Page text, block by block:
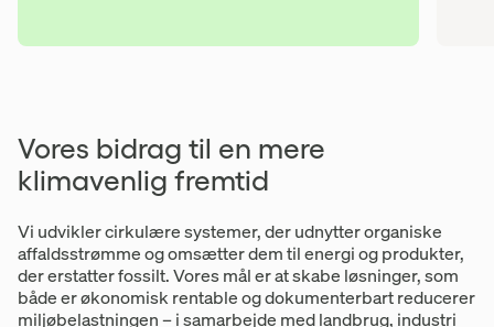
Vores bidrag til en mere
klimavenlig fremtid
Vi udvikler cirkulære systemer, der udnytter organiske
affaldsstrømme og omsætter dem til energi og produkter,
der erstatter fossilt. Vores mål er at skabe løsninger, som
både er økonomisk rentable og dokumenterbart reducerer
miljøbelastningen – i samarbejde med landbrug, industri